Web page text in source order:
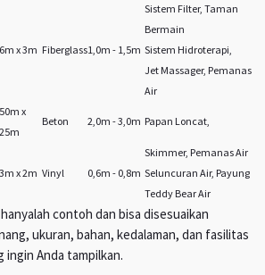
Sistem Filter, Taman
Bermain
6m x 3m Fiberglass1,0m - 1,5m Sistem Hidroterapi,
Jet Massager, Pemanas
Air
50m x
25m
Beton 2,0m - 3,0m Papan Loncat,
Skimmer, Pemanas Air
3m x 2m Vinyl 0,6m - 0,8m Seluncuran Air, Payung
Teddy Bear Air
contoh dan bisa disesuaikan
ukuran, bahan, kedalaman, dan fasilitas
ingin Anda tampilkan.